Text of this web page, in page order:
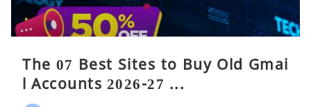
The 07 Best Sites to Buy Old Gmai
l Accounts 2026-27 ...